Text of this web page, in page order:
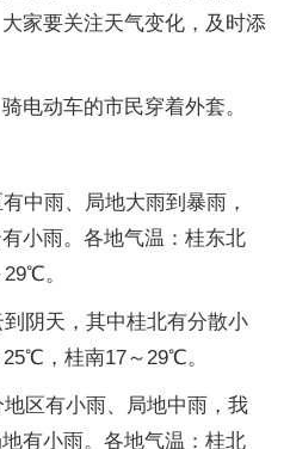
家要关注天气变化，及时添
电动车的市民穿着外套。
中雨、局地大雨到暴雨，
小雨。各地气温：桂东北
。
阴天，其中桂北有分散小
，桂南17～29℃。
区有小雨、局地中雨，我
有小雨。各地气温：桂北